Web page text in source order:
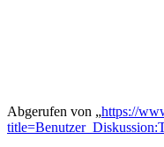
Abgerufen von „https://